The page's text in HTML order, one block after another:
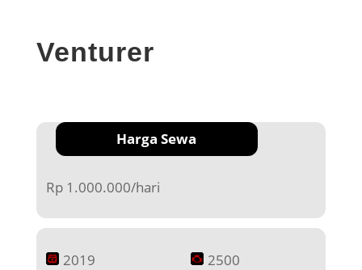
Venturer
Harga Sewa
Rp 1.000.000/hari
2019 2500